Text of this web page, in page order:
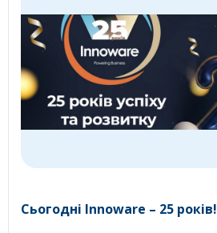
Сьогодні Innoware – 25 років!